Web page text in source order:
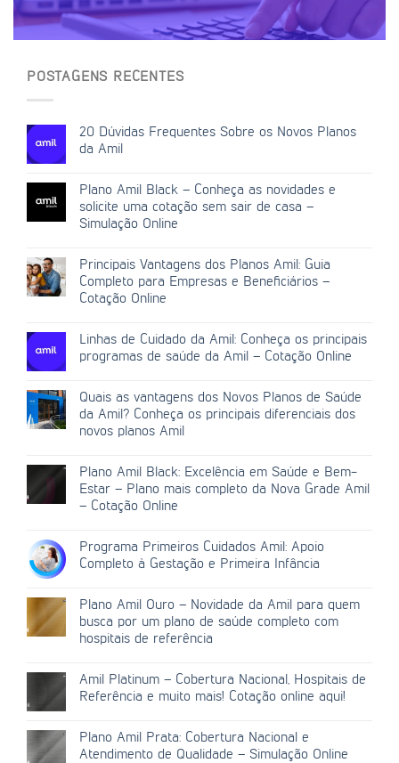
POSTAGENS RECENTES
20 Dúvidas Frequentes Sobre os Novos Planos
da Amil
Plano Amil Black – Conheça as novidades e
solicite uma cotação sem sair de casa –
Simulação Online
Principais Vantagens dos Planos Amil: Guia
Completo para Empresas e Beneficiários –
Cotação Online
Linhas de Cuidado da Amil: Conheça os principais
programas de saúde da Amil – Cotação Online
Quais as vantagens dos Novos Planos de Saúde
da Amil? Conheça os principais diferenciais dos
novos planos Amil
Plano Amil Black: Excelência em Saúde e Bem-
Estar – Plano mais completo da Nova Grade Amil
– Cotação Online
Programa Primeiros Cuidados Amil: Apoio
Completo à Gestação e Primeira Infância
Plano Amil Ouro – Novidade da Amil para quem
busca por um plano de saúde completo com
hospitais de referência
Amil Platinum – Cobertura Nacional, Hospitais de
Referência e muito mais! Cotação online aqui!
Plano Amil Prata: Cobertura Nacional e
Atendimento de Qualidade – Simulação Online